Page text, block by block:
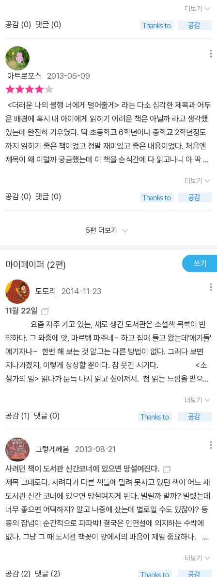
들이는 사람에 따라 차이가 있을 것이다. 크게 달라진 것은 없다고 해
도 의욕 없던 삶에 새로운 탄력이 생기고, 아이들은 다른 사람이 불행
공평한 기회는 드물수도 있다는, 자신이 어쩌면 평범한 다른 아이들
에게 인기인으로 둘러싸이지 못할 수도 있다는 커다란 충격을 이겨
낼 힘을 그 친구를 통해 얻게 된다. 혼자선 아무리 재미있는 것도, 재
미없는 것도 심심하기만 할 텐데 친구들과 함께 하면서 그 모든 일은
코믹이거나 비극인 드라마가 되게된다. 낙엽이 굴러가도 같이 웃어
줄 수 있는 이가 있기에 우리를 비추는 햇살이 더 눈부신 것이고, 실
연의 아픔을 나누려 엉뚱한 짓을 하는 친구들이 있기에 빨리 웃음을
찾을 수 있는 것이고, 혼자라는 울적한 생각에 돌아보면 언제나 손벌
리고 기다리는 친구가 있기에 그 시간을 '그랬지!!'라는 추억으로 기
억하게도 된다. 물론 부모인 나 역시 아이들에게 따뜻한 손을 내밀고
싶지만 그들의 눈높이로 바라 봐지지 않는 세상은 가슴으로 하는 이
해보다는 머리로 만들어가는 계산이 먼저일수 있기에 그들의 마음을
얻는데 실패하는 게 아닐까 싶다. 누군가에게 맞아서 병원에 있다는
에르완을 보러간 친구들이 말한다. 내가 먼저 공격당할만큼 더 많이
위로가 되준다. 서툰 말속에 더할수 없는 진심이 들어있다는 걸 알고
게만 오는 세상의 불행을 공평하게 나누어주는 기계를 만들겠다고 한
다. 그 기계가 엉터리라고 생각하면서도, 착했던 에르완의 다른 아이
들에게도 불행을 주겠다는 말에 고민을 시작하는 친구들은, 그래도
조만간 그가 예전의 에르완으로 돌아올거라 여기며 말없이 기다리기
로 한다. 만 13이라는 위험한 나이, 그리고 엉뚱한 아이들 넷은 우리
에게 같이 있는 친구가 얼마나 소중한지를 다시금 생각하게 한다. 특
히나 불행에 같이 힘을 나누는 아이들은 서로의 손을 잡고 서로에게
위로가 되어주고 싶다는, 아이다운 그렇지만 '어른들은 몰라요.' 할
깊은 마음 씀씀이를 보이는 이야기로 우리에게 내 지난 친구들은 어
디 있는지를 물어보고 있는 듯하다. 누구는 없었겠는가? 세상의 불
평등한 기회, 사랑, 그리고 행복을 느끼지 않은 때가 말이다. 하지만
시기를 잘 넘겼고 그래서 참 행복했었구나 싶다. 부적응자 클럽에 어
울린다는 아이들의 106쪽이라는 짧은 이야기 사이사이에서 아이들
은 어떨까, 그리고 나는 어땠지 라는 생각을 해보게 된다. 우리는 성
장한다. 그러면서 부모님들이 전혀 갈피를 잡지 못하고 있다는 것을,
선생님들이 피곤하고 불행하다는 것을 알아차리게 된다. 이런 상황에
서는 어른이 되고 싶어질 수 가 없다. p.65 살다 보면 때로 기쁨을 느
끼는 순간이 있다. 우리가 스스로 기쁨을 만들어 낼 때 그 기쁨은 더욱
커진다. 완전히 쓸모없는 것은 없다. p.101
더보기
공감 (0) 댓글 (0)
아트로포스 2013-06-09
<더러운 나의 불행 너에게 덜어줄게> 라는 다소 심각한 제목과 어두
운 배경에 혹시 내 아이에게 읽히기 어려운 책은 아닐까 라고 생각했
었는데 완전히 기우였다. 딱 초등학교 6학년이나 중학교 2학년정도
까지 읽히기 좋은 책이었고 정말 재미있고 좋은 내용이었다. 처음엔
제목이 왜 이럴까 궁금했는데 이 책을 순식간에 다 읽고나니 아 딱 맞
것이다. 그것이 주류가 되던 비주류가 되던.. 친구는 끼리끼리 만나는
것이 맞다. 이 책의 단짝 친구는 넷이다. 마르탱, 에르완, 바카리, 프레
드. 이 책의 주인공은 이들 모두인 셈이다. 책을 이끌어 가는 화자는
마르탱으로 5년전에 어머니를 잃고 아버지는 그 후 술로 슬픔과 외로
즐긴다. 명색이 의사인데 매일 파자마 차림으로 환자를 진료하는 바
람에 사람들의 신뢰를 잃고 있지만 아들인 마르탱은 아버지의 실력을
믿는다. 네 친구들은 학교에서 아마 왕따에 가까운 친구들인가 보다.
외모도 차림새도 생각도 별난 탓에 주류라는 인기 많고 좋은 집안에
부자인 아이들에게서 멸시를 받는...하지만 바카리는 우주에 관심이
많은 수학과 물리를 아주 좋아하는 학생이고 에르완은 뛰어난 발명가
이고 프레드와 '나'인 마르탱은 그저 평범한 학생이지만 넷이서 버려
진 공원 한 구석에 자신들만의 아지트를 멋지게 꾸미고 그 안에 소파
나 작은 것들을 모아서 꾸민 것이나 발명가인 에르완이 전기를 공급
해 준 것들은 정말 이들이 오히려 다른 아이들을 평범하게 만드는 뛰
며 혹은 괴상하다며 멸시하고 이상한 눈으로 보는 걸까. 스티브 잡스
나 스티븐 스필버그같은 사람들은 모두 이런 아이들 같은 어린시절을
보냈다. 주어진 정규수업에만 길들여지지 않은 자신들만의 아지트에
서 무언가를 끊임없이 만들고 실험했던..어느 날, 에르완이 자신을 벼
르던 아이들에게서 얻어 맞고 병원에 입원한 후로 조금씩 이들의 친
구 관계도 그 무엇도 조금식 틀어져간다. 늘 집에서만 지내던 마르탱
의 아버지는 정장을 차려입고 교장선생님을 만나러 가고 아들과 아들
친구들에게 심상치 않은 일들이 일어나는 것을 알고 이제 아들에게
관심을 갖고 드디어 아버지로서의 본연의 모습에 돌아오게 된다. 심
각한 왕따나 심각한 상황으로 어둡게 아이들에게 권하기 어려운 청소
년소설이 아니고 재기발랄하면서도 좋은 메세지를 전해주기에 우리
딸에게 바로 읽혔다. 아이의 반응도 나와 비슷하다. 얇아서 책을 지루
해 하는 아이들도 금방 읽을 수 있는 정말 좋는 청소년소설이다. 마르
더보기
공감 (0) 댓글 (0)
5편 더보기
마이페이퍼 (2편) 쓰기
도토리 2014-11-23
11월 22일
요즘 자주 가고 있는, 새로 생긴 도서관은 소설책 목록이 빈
약하다. 그 와중에 앗, 마르탱 파주네~ 하고 집어 들고 왔는데'애기들'
얘기자나~ 한번 해 보는 것 말고는 다른 방법이 없다. 그러다 보면
지나가겠지, 이렇게 상상할 뿐이다. 참 웃긴 시기다. <소
설가의 일> 읽다가 문득 다시 읽고 싶어져서. 첨 읽는 느낌을 받으며
더보기
공감 (1) 댓글 (0)
그렇게혜윰 2013-08-21
사려던 책이 도서관 신간코너에 있으면 망설여진다.
제목 그대로다. 사려다가 다른 책들에 밀려 못사고 있던 책이 어느 새
도서관 신간 코너에 있으면 망설여지게 된다. 빌릴까 말까? 빌렸는데
너무 좋으면 어떡하지? 말고 나중에 샀는데 별로일 수도 있잖아? 등
등의 잡념이 순간적으로 파파박! 결국은 인연설에 의지하는 수밖에
없다. 그냥 그 때 도서관 책꽂이 앞에서의 마음이 제일 중요하다. <
끼는 시간>은 선 채로 몇 장 펼쳐봤는데 이 책은 무조건 사야한다는
더보기
공감 (2) 댓글 (2)